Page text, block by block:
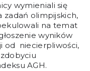
wymieniali się
zadań olimpijskich,
na temat
wyników
od niecierpliwości,
AGH.